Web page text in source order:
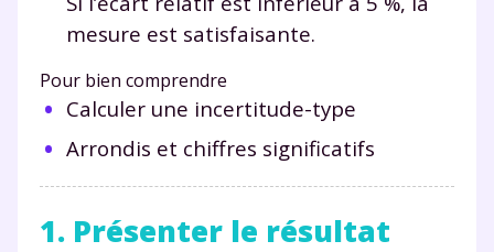
mesure est satisfaisante.
Pour bien comprendre
Calculer une incertitude-type
Arrondis et chiffres significatifs
1. Présenter le résultat